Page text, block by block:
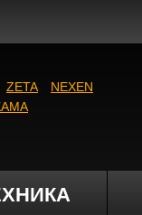
ZETA
NEXEN